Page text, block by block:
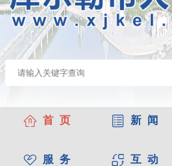
首 页 新 闻
服 务 互 动